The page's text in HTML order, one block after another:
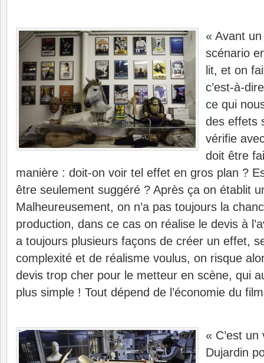
« Avant
scénario
lit, et on
c’est-à-
ce qui
des effets
vérifie
doit être
manière : doit-on voir tel effet en gros plan ?
être seulement suggéré ? Après ça on établit
Malheureusement, on n’a pas toujours la
production, dans ce cas on réalise le devis à
a toujours plusieurs façons de créer un effet,
complexité et de réalisme voulus, on risque
devis trop cher pour le metteur en scène, qui
plus simple ! Tout dépend de l’économie du
« C’est
Dujardin